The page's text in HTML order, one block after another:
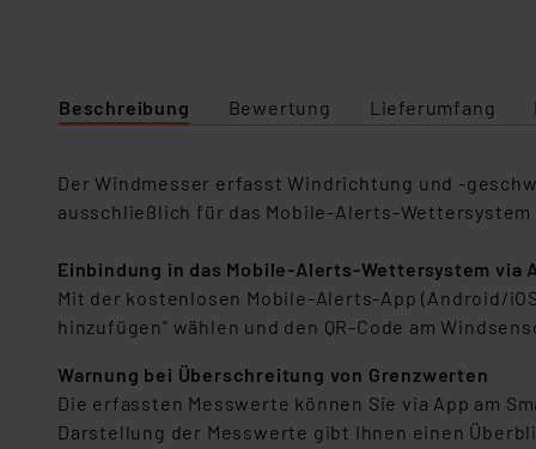
Beschreibung Bewertung Lieferumfang
Der Windmesser erfasst Windrichtung und -
ausschließlich für das Mobile-Alerts-Wettersystem
Einbindung in das Mobile-Alerts-Wettersystem via
Mit der kostenlosen Mobile-Alerts-App (Android/
hinzufügen" wählen und den QR-Code am
Warnung bei Überschreitung von Grenzwerten
Die erfassten Messwerte können Sie via App am
Darstellung der Messwerte gibt Ihnen einen